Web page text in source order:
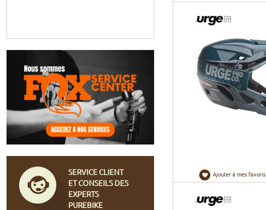
Ajouter à mes favoris
SERVICE CLIENT
ET CONSEILS DES
EXPERTS
PUREBIKE